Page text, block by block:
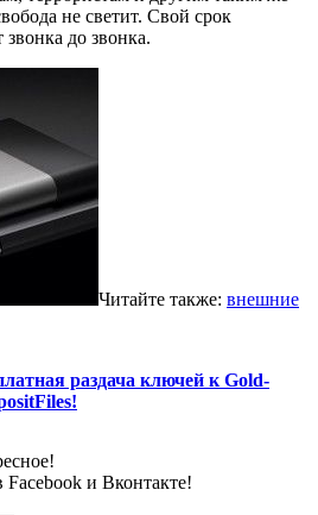
не светит. Свой срок
звонка до звонка.
Читайте также: внешние
раздача ключей к Gold-
Facebook и Вконтакте!